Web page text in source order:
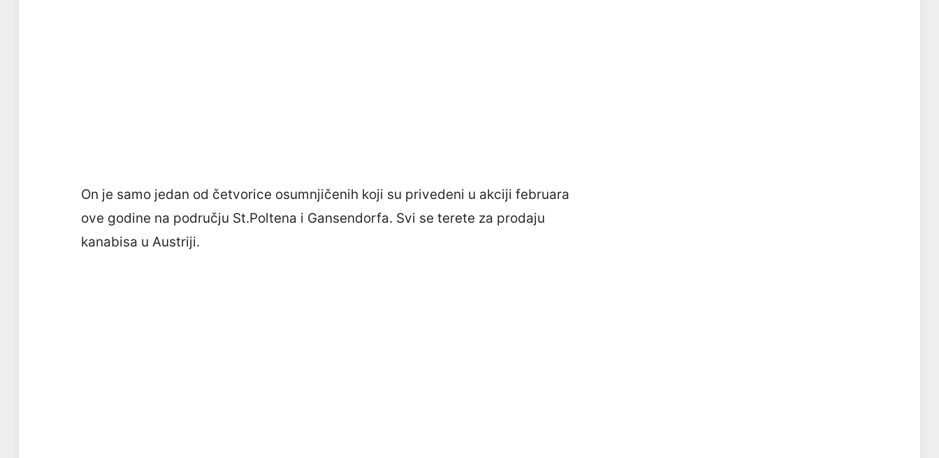
On je samo jedan od četvorice osumnjičenih koji su privedeni u akciji februara
ove godine na području St.Poltena i Gansendorfa. Svi se terete za prodaju
kanabisa u Austriji.